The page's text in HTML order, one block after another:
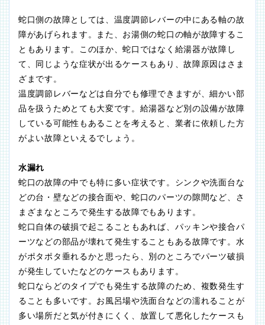
蛇口側の故障としては、温度調節レバーの中にある軸の故
障があげられます。また、お湯側の蛇口の軸が故障するこ
ともあります。このほか、蛇口ではなく給湯器が故障し
て、同じような症状が出るケースもあり、故障原因はさま
ざまです。
温度調節レバーなどは自分でも修理できますが、細かい部
品を扱うためとても大変です。給湯器など別の設備が故障
している可能性もあることを考えると、業者に依頼した方
がよい故障といえるでしょう。
水漏れ
蛇口の故障の中でも特に多い症状です。シンクや洗面台な
どの台・壁などの接合面や、蛇口のパーツの隙間など、さ
まざまなところで発生する故障でもあります。
蛇口自体の破損で起こることもあれば、パッキンや接合パ
ーツなどの部品が壊れて発生することもある故障です。水
がポタポタ垂れるかと思ったら、別のところでパーツ破損
が発生していたなどのケースもあります。
蛇口ならどのタイプでも発生する故障のため、複数発生す
ることも多いです。お風呂場や洗面台などの濡れることが
多い場所だと気が付きにくく、放置して悪化したケースも